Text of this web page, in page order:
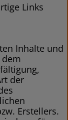
Links
Inhalte und
der
Erstellers.